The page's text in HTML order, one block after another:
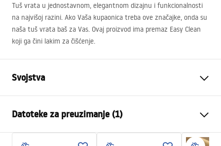
Tuš vrata u jednostavnom, elegantnom dizajnu i funkcionalnosti
na najvišoj razini. Ako Vaša kupaonica treba ove značajke, onda su
naša tuš vrata baš za Vas. Ovaj proizvod ima premaz Easy Clean
koji ga čini lakim za čišćenje.
Svojstva
Veličina vrata
110
Smjer vrata
Univerzalan
Datoteke za preuzimanje (1)